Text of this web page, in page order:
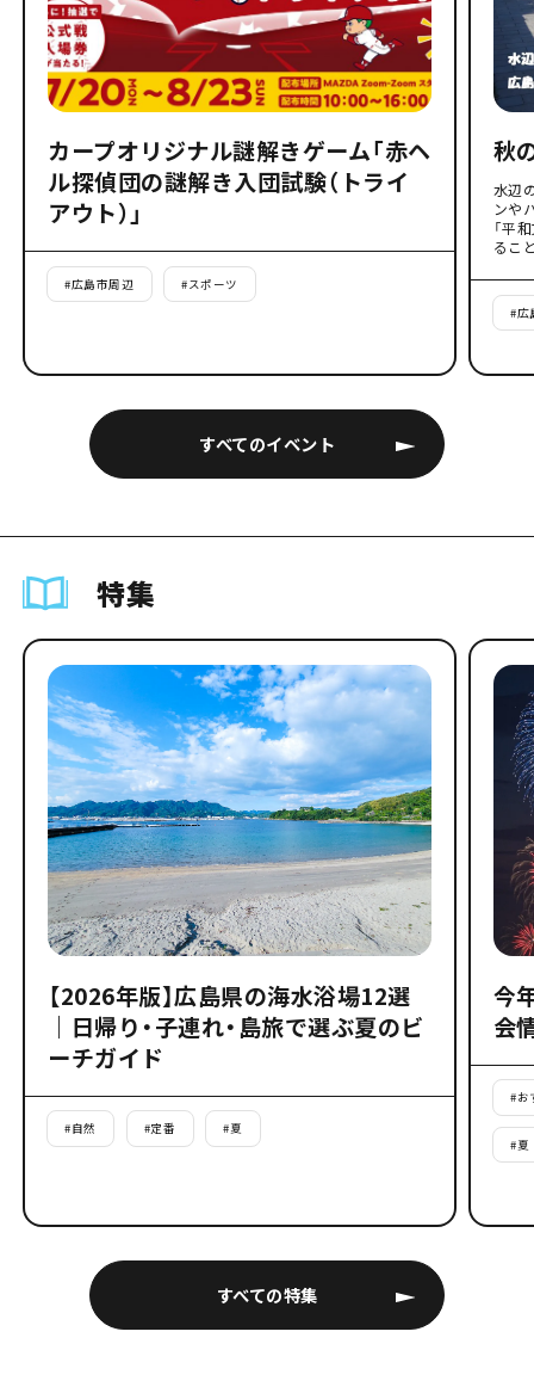
すべてのイベント
カープオリジナル謎解きゲーム「赤ヘ
ル探偵団の謎解き入団試験（トライ
アウト）」
#広島市周辺 #スポーツ
秋
水辺
ンや
「平
るこ
#広
特集
すべての特集
【2026年版】広島県の海水浴場12選
｜日帰り・子連れ・島旅で選ぶ夏のビ
ーチガイド
#自然 #定番 #夏
今
会
#お
#夏